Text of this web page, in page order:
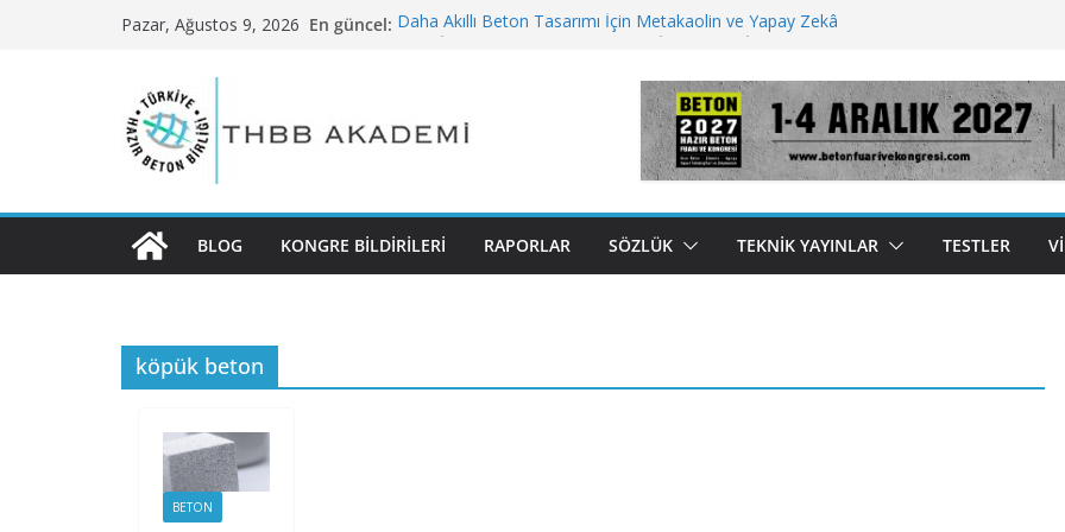
Pazar, Ağustos 9, 2026 En güncel: Daha Akıllı Beton Tasarımı İçin Metakaolin ve Yapay Zekâ
Deniz Kumundan Tuzu Ayrıştırmada Ultrasonik Cihaz
Kullanımı
Sürdürülebilir Bir Gelecek İçin Beton İnovasyonları
Karbondioksit Enjeksiyonu Çimentonun Sertleşme Şeklini
BLOG KONGRE BILDIRILERI RAPORLAR SÖZLÜK TEKNIK YAYINLAR TESTLER
köpük beton
BETON